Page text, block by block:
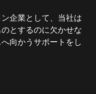
企業として、当社は
とするのに欠かせな
向かうサポートをし